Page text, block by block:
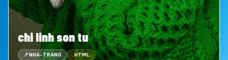
chi linh son tu
📍 NHA-TRANG .HTML